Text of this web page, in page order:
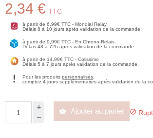
2,34 € TTC
à partir de 6,99€ TTC - Mondial Relay
Délais 8 à 10 jours après validation de la commande.
à partir de 9,99€ TTC - En Chrono-Relais.
Délais 48 à 72h après validation de la commande.
à partir de 14,99€ TTC - Colissimo
Délais 5 à 7 jours après validation de la commande.
Pour les produits personnalisés
comptez 4 jours supplémentaires après validation de la
 Ajouter au panier 